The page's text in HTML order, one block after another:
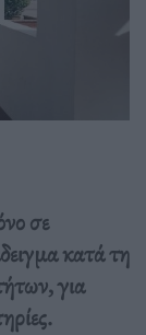
σε
κατά τη
για